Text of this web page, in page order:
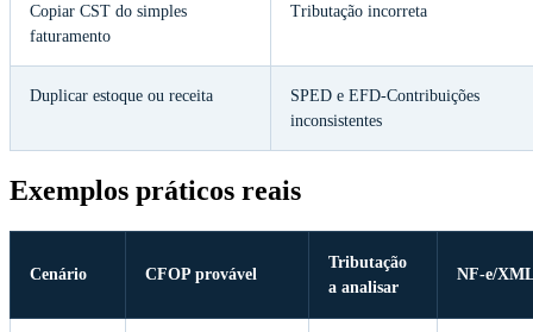
Copiar CST do simples
faturamento
Tributação incorreta
Duplicar estoque ou receita
SPED e EFD-Contribuições
inconsistentes
Exemplos práticos reais
Cenário CFOP provável
Tributação
a analisar
NF-e/